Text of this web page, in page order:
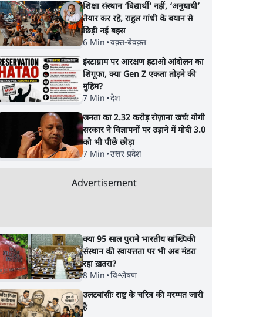
2
SC-ST आरक्षण में क्रीमी
कोर्ट में बताया कारण
शिक्षा संस्थान ‘विद्यार्थी’ नहीं, ‘अनुयायी’
तैयार कर रहे, राहुल गांधी के बयान से
छिड़ी नई बहस
6 Min •वक़्त-बेवक़्त
इंस्टाग्राम पर आरक्षण हटाओ आंदोलन का
शिगूफा, क्या Gen Z एकता तोड़ने की
मुहिम?
7 Min •देश
जनता का 2.32 करोड़ रोज़ाना खर्चः योगी
सरकार ने विज्ञापनों पर उड़ाने में मोदी 3.0
को भी पीछे छोड़ा
7 Min •उत्तर प्रदेश
Advertisement
क्या 95 साल पुराने भारतीय सांख्यिकी
संस्थान की स्वायत्तता पर भी अब मंडरा
रहा ख़तरा?
8 Min •विश्लेषण
उलटबांसीः राष्ट्र के चरित्र की मरम्मत जारी
है